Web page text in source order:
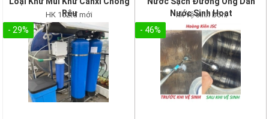
Rêu
HK 102tđ mới
- 29%
Nước Sinh Hoạt
hk vệ sinh bồn
- 46%